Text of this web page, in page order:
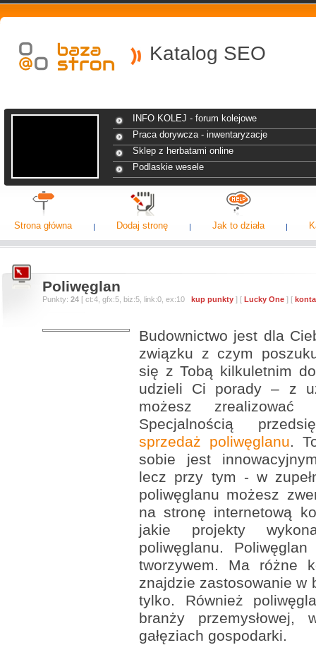
Katalog SEO
INFO KOLEJ - forum kolejowe
Praca dorywcza - inwentaryzacje
Sklep z herbatami online
Podlaskie wesele
Strona główna Dodaj stronę Jak to działa
Poliwęglan
Punkty: 24 [ ct:4, gfx:5, biz:5, link:0, ex:10 kup punkty ] [ Lucky One ] [
Budownictwo jest dla
związku z czym
się z Tobą kilkuletnim
udzieli Ci porady – z
możesz zrealizować
Specjalnością
sprzedaż poliwęglanu.
sobie jest
lecz przy tym - w
poliwęglanu możesz
na stronę internetową
jakie projekty
poliwęglanu.
tworzywem. Ma różne
znajdzie zastosowanie w
tylko. Również
branży
gałęziach gospodarki.